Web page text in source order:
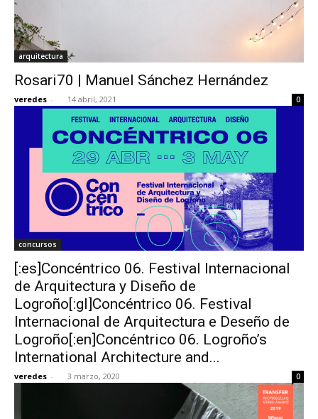
arquitectura
Rosari70 | Manuel Sánchez Hernández
veredes - 14 abril, 2021 0
concursos
[:es]Concéntrico 06. Festival Internacional
de Arquitectura y Diseño de
Logroño[:gl]Concéntrico 06. Festival
Internacional de Arquitectura e Deseño de
Logroño[:en]Concéntrico 06. Logroño’s
International Architecture and...
veredes - 3 marzo, 2020 0